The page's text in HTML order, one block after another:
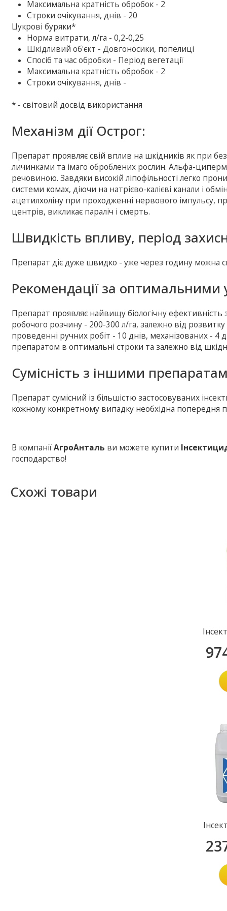
Максимальна кратність обробок - 2
Строки очікування, днів - 20
Цукрові буряки*
Норма витрати, л/га - 0,2-0,25
Шкідливий об'єкт - Довгоносики, попелиці
Спосіб та час обробки - Період вегетації
Максимальна кратність обробок - 2
Строки очікування, днів -
* - світовий досвід використання
Механізм дії Острог:
Препарат проявляє свій вплив на шкідників як при
личинками та імаго оброблених рослин. Альфа-
речовиною. Завдяки високій ліпофільності легко
системи комах, діючи на натрієво-калієві канали і
ацетилхоліну при проходженні нервового імпульсу,
центрів, викликає параліч і смерть.
Швидкість впливу, період
Препарат діє дуже швидко - уже через годину можна
Рекомендації за
Препарат проявляє найвищу біологічну
робочого розчину - 200-300 л/га, залежно від
проведенні ручних робіт - 10 днів, механізованих - 4
препаратом в оптимальні строки та залежно від
Сумісність з іншими
Препарат сумісний із більшістю застосовуваних
кожному конкретному випадку необхідна попередня
В компаніїАгроАнталь ви можете купити
господарство!
Схожі товари